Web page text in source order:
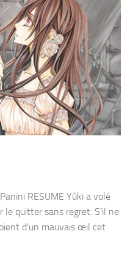
RESUME Yûki a volé
le quitter sans regret. S’il ne
d’un mauvais œil cet